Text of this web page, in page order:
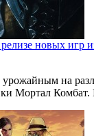
новых игр
на
Мортал Комбат.